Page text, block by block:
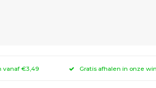
vanaf €3,49 Gratis afhalen in onze